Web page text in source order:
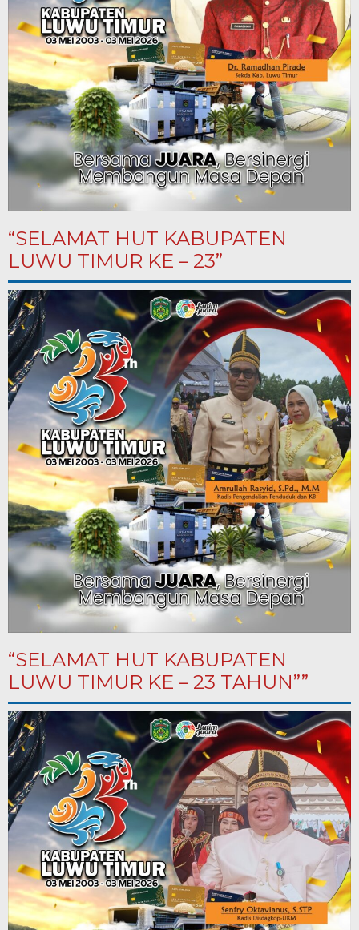
“SELAMAT HUT KABUPATEN
LUWU TIMUR KE – 23”
“SELAMAT HUT KABUPATEN
LUWU TIMUR KE – 23 TAHUN””